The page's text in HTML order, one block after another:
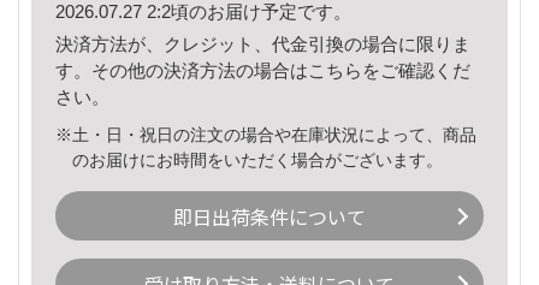
2026.07.27 2:2頃のお届け予定です。
決済方法が、クレジット、代金引換の場合に限りま
す。その他の決済方法の場合はこちら をご確認くだ
さい。
※土・日・祝日の注文の場合や在庫状況によって、商品
のお届けにお時間をいただく場合がございます。
即日出荷条件について